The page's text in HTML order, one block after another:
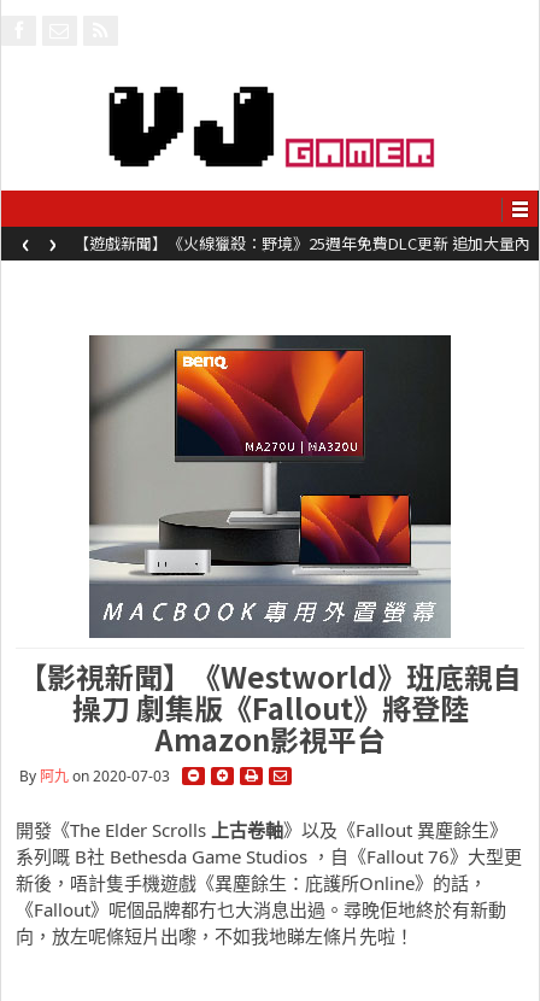
【遊戲新聞】《火線獵殺：野境》25週年免費DLC更新 追加大量內
容同時系舊作限時超平價折扣
‹ ›
【影視新聞】《Westworld》班底親自
操刀 劇集版《Fallout》將登陸
Amazon影視平台
By 阿九on 2020-07-03
開發《The Elder Scrolls 上古卷軸》以及《Fallout 異塵餘生》
系列嘅 B社 Bethesda Game Studios ，自《Fallout 76》大型更
新後，唔計隻手機遊戲《異塵餘生：庇護所Online》的話，
《Fallout》呢個品牌都冇乜大消息出過。尋晚佢地終於有新動
向，放左呢條短片出嚟，不如我地睇左條片先啦！